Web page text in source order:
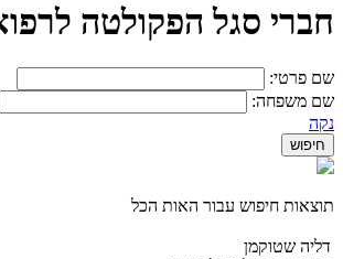
חברי סגל הפקולטה
שם פרטי:
שם משפחה:
נקה
תוצאות חיפוש עבור האות הכל
דליה שטוקמן